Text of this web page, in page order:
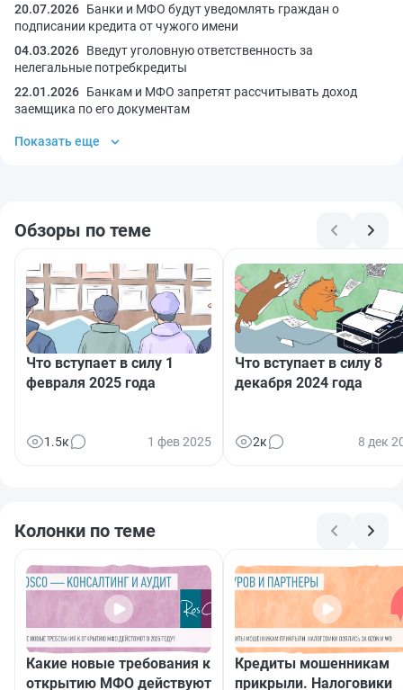
20.07.2026 Банки и МФО будут уведомлять граждан о
подписании кредита от чужого имени
04.03.2026 Введут уголовную ответственность за
нелегальные потребкредиты
22.01.2026 Банкам и МФО запретят рассчитывать доход
заемщика по его документам
Показать еще
Обзоры по теме
Что вступает в силу 1
февраля 2025 года
1.5к 1 фев 2025
Что вступает в силу 8
декабря 2024 года
2к 8 дек
Колонки по теме
Какие новые требования к
открытию МФО действуют
Кредиты мошенникам
прикрыли. Налоговики